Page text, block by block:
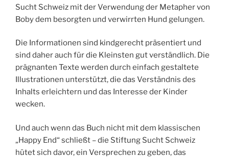
Sucht Schweiz mit der Verwendung der Metapher von
Boby dem besorgten und verwirrten Hund gelungen.
Die Informationen sind kindgerecht präsentiert und
sind daher auch für die Kleinsten gut verständlich. Die
prägnanten Texte werden durch einfach gestaltete
Illustrationen unterstützt, die das Verständnis des
Inhalts erleichtern und das Interesse der Kinder
wecken.
Und auch wenn das Buch nicht mit dem klassischen
„Happy End“ schließt – die Stiftung Sucht Schweiz
hütet sich davor, ein Versprechen zu geben, das